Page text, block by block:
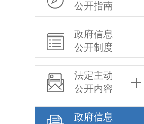
公开指南
政府信息
公开制度
法定主动
公开内容
政府信息